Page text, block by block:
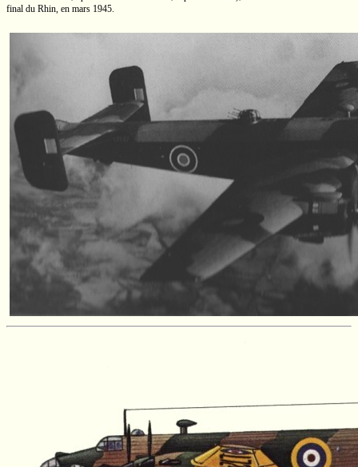
final du Rhin, en mars 1945.